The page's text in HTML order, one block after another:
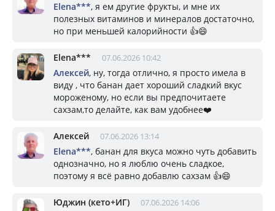
Elena***, я ем другие фрукты, и мне их
полезных витаминов и минералов достаточно,
но при меньшей калорийности 👍😄
Elena*** 07.06.2026 10:42
Алексей, ну, тогда отлично, я просто имела в
виду , что банан дает хороший сладкий вкус
мороженому, но если вы предпочитаете
сахзам,то делайте, как вам удобнее❤️
Алексей 07.06.2026 13:14
Elena***, банан для вкуса можно чуть добавить
однозначно, но я люблю очень сладкое,
поэтому я всё равно добавлю сахзам 👍😄
Юджин (кето+ИГ) 07.06.2026 14:06